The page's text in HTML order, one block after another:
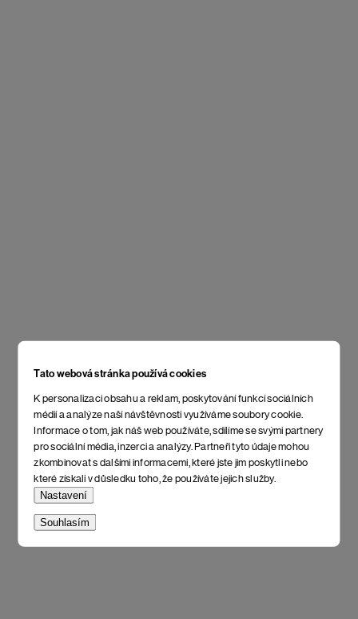
Tato webová stránka používá cookies
K personalizaci obsahu a reklam, poskytování funkcí sociálních
médií a analýze naší návštěvnosti využíváme soubory cookie.
Informace o tom, jak náš web používáte, sdílíme se svými partnery
pro sociální média, inzerci a analýzy. Partneři tyto údaje mohou
zkombinovat s dalšími informacemi, které jste jim poskytli nebo
které získali v důsledku toho, že používáte jejich služby.
Nastavení
Souhlasím